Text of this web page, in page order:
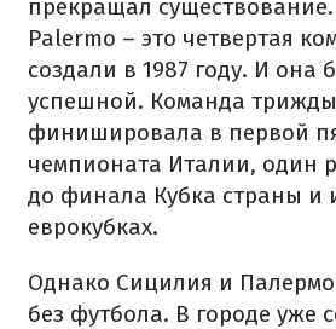
прекращал
Palermo – это четвертая
создали в 1987 году. И она
успешной. Команда трижды
финишировала в первой
чемпионата Италии, один
до финала Кубка страны и
еврокубках.
Однако Сицилия и Палермо
без футбола. В городе уже